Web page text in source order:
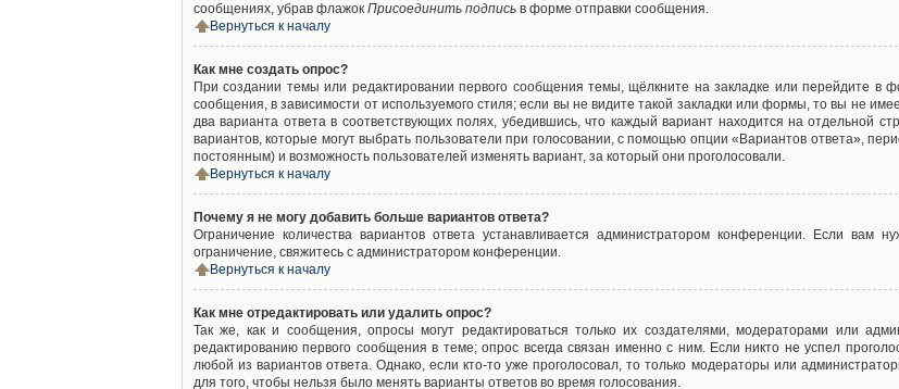
сообщениях, убрав флажок Присоединить подпись в форме отправки сообщения.
Вернуться к началу
Как мне создать опрос?
При создании темы или редактировании первого сообщения темы, щёлкните на закладке или перейдите в
сообщения, в зависимости от используемого стиля; если вы не видите такой закладки или формы, то вы не
два варианта ответа в соответствующих полях, убедившись, что каждый вариант находится на отдельной
вариантов, которые могут выбрать пользователи при голосовании, с помощью опции «Вариантов ответа»,
постоянным) и возможность пользователей изменять вариант, за который они проголосовали.
Вернуться к началу
Почему я не могу добавить больше вариантов ответа?
Ограничение количества вариантов ответа устанавливается администратором конференции. Если вам
ограничение, свяжитесь с администратором конференции.
Вернуться к началу
Как мне отредактировать или удалить опрос?
Так же, как и сообщения, опросы могут редактироваться только их создателями, модераторами или
редактированию первого сообщения в теме; опрос всегда связан именно с ним. Если никто не успел
любой из вариантов ответа. Однако, если кто-то уже проголосовал, то только модераторы или
для того, чтобы нельзя было менять варианты ответов во время голосования.